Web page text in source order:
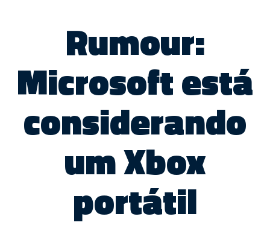
Rumour:
Microsoft está
considerando
um Xbox
portátil